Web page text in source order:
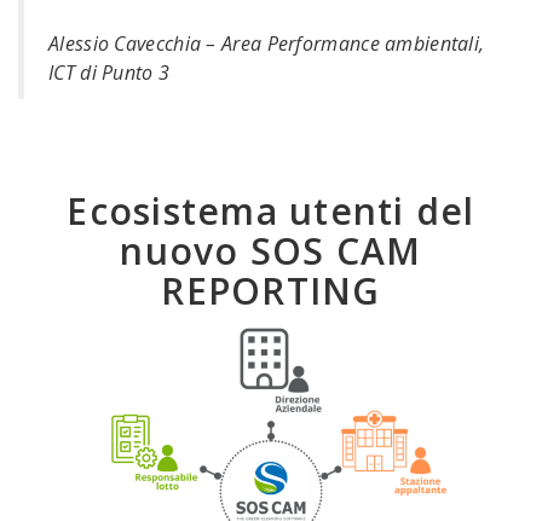
Alessio Cavecchia – Area Performance ambientali,
ICT di Punto 3
Ecosistema utenti del
nuovo SOS CAM
REPORTING